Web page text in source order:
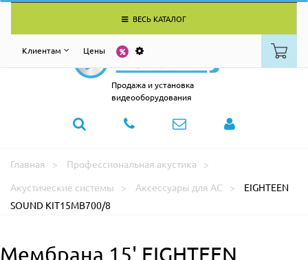
ВЕСЬ КАТАЛОГ
Клиентам Цены
Продажа и установка
видеооборудования
Главная
Профессиональная акустика
Акустические системы
Аксессуары для АС
EIGHTEEN
SOUND KIT15MB700/8
Мембрана 15' EIGHTEEN